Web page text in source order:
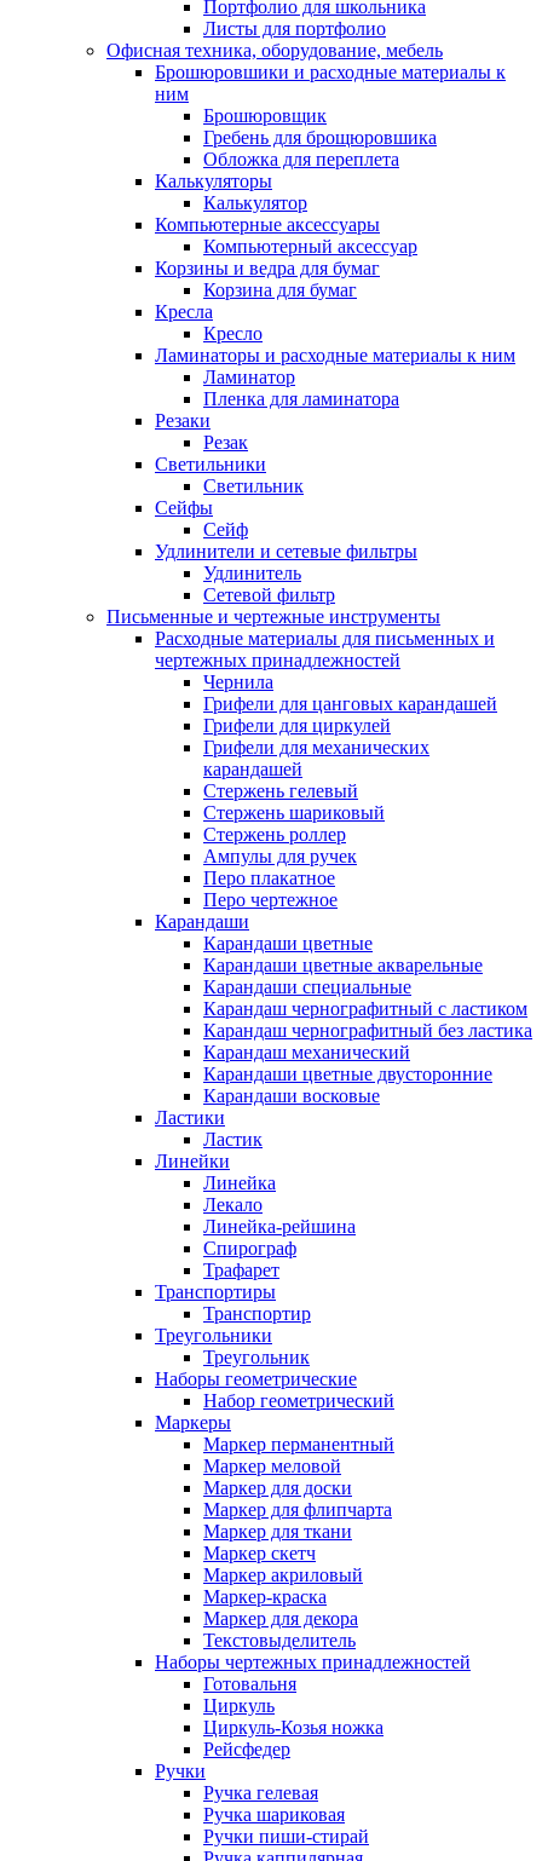
Портфолио для школьника
Листы для портфолио
Офисная техника, оборудование, мебель
Брошюровшики и расходные материалы к
ним
Брошюровщик
Гребень для брощюровшика
Обложка для переплета
Калькуляторы
Калькулятор
Компьютерные аксессуары
Компьютерный аксессуар
Корзины и ведра для бумаг
Корзина для бумаг
Кресла
Кресло
Ламинаторы и расходные материалы к ним
Ламинатор
Пленка для ламинатора
Резаки
Резак
Светильники
Светильник
Сейфы
Сейф
Удлинители и сетевые фильтры
Удлинитель
Сетевой фильтр
Письменные и чертежные инструменты
Расходные материалы для письменных и
чертежных принадлежностей
Чернила
Грифели для цанговых карандашей
Грифели для циркулей
Грифели для механических
карандашей
Стержень гелевый
Стержень шариковый
Стержень роллер
Ампулы для ручек
Перо плакатное
Перо чертежное
Карандаши
Карандаши цветные
Карандаши цветные акварельные
Карандаши специальные
Карандаш чернографитный с ластиком
Карандаш чернографитный без ластика
Карандаш механический
Карандаши цветные двусторонние
Карандаши восковые
Ластики
Ластик
Линейки
Линейка
Лекало
Линейка-рейшина
Спирограф
Трафарет
Транспортиры
Транспортир
Треугольники
Треугольник
Наборы геометрические
Набор геометрический
Маркеры
Маркер перманентный
Маркер меловой
Маркер для доски
Маркер для флипчарта
Маркер для ткани
Маркер скетч
Маркер акриловый
Маркер-краска
Маркер для декора
Текстовыделитель
Наборы чертежных принадлежностей
Готовальня
Циркуль
Циркуль-Козья ножка
Рейсфедер
Ручки
Ручка гелевая
Ручка шариковая
Ручки пиши-стирай